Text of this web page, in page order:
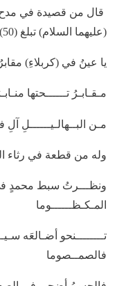
قال من قصيدة في مدح
(عليهما السلام) تبلغ (50) بيتاً:
يا عينُ في (كربلاءِ)
مـقـابـرُ
مـن
وله من قطعة في رثاء
ونظـــرتُ سبط محمدٍ
المـكـظــــــوما
تــــــــنحو أضـالعَه
فالصمــصوما